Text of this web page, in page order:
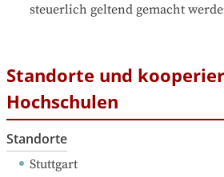
steuerlich geltend gemacht
Standorte und
Hochschulen
Standorte
Stuttgart